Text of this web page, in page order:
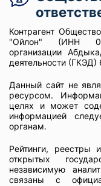
Контрагент
"Ойлон" (ИНН
организации
деятельности (ГКЭД)
Данный сайт не
ресурсом.
целях и может
информацией
органам.
Рейтинги, реестры
открытых
независимую
связаны с